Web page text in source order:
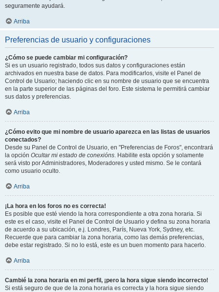
seguramente ayudará.
Arriba
Preferencias de usuario y configuraciones
¿Cómo se puede cambiar mi configuración?
Si es un usuario registrado, todos sus datos y configuraciones están
archivados en nuestra base de datos. Para modificarlos, visite el Panel de
Control de Usuario; haciendo clic en su nombre de usuario que se encuentra
en la parte superior de las páginas del foro. Este sistema le permitirá cambiar
sus datos y preferencias.
Arriba
¿Cómo evito que mi nombre de usuario aparezca en las listas de usuarios
conectados?
Desde su Panel de Control de Usuario, en "Preferencias de Foros", encontrará
la opción Ocultar mi estado de conexións. Habilite esta opción y solamente
será visto por Administradores, Moderadores y usted mismo. Se le contará
como usuario oculto.
Arriba
¡La hora en los foros no es correcta!
Es posible que esté viendo la hora correspondiente a otra zona horaria. Si
este es el caso, visite el Panel de Control de Usuario y defina su zona horaria
de acuerdo a su ubicación, e.j. Londres, París, Nueva York, Sydney, etc.
Recuerde que para cambiar la zona horaria, como las demás preferencias,
debe estar registrado. Si no lo está, este es un buen momento para hacerlo.
Arriba
Cambié la zona horaria en mi perfil, ¡pero la hora sigue siendo incorrecto!
Si está seguro de que de la zona horaria es correcta y la hora sigue siendo